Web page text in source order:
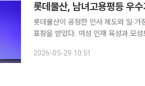
롯데물산, 남녀고용평등 우
롯데물산이 공정한 인사 제도와 일·
표창을 받았다. 여성 인재 육성과 모
열린 ‘2026년 남녀고용평등 강조기
2026-05-29 10:51